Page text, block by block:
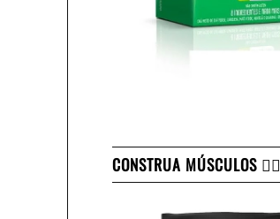
CONSTRUA MÚSCULOS 👇🏻